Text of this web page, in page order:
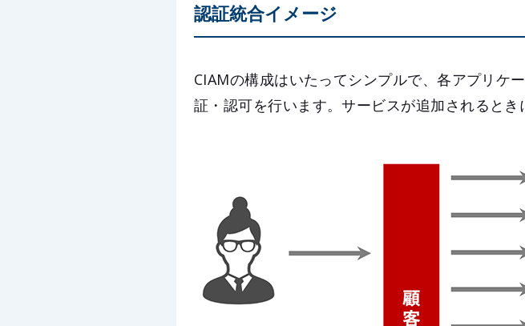
認証統合イメージ
CIAMの構成はいたってシンプルで、各アプリケ
証・認可を行います。サービスが追加されるとき